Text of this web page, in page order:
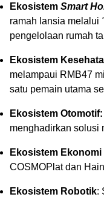
Ekosistem Smart
ramah lansia melalui
pengelolaan rumah
Ekosistem
melampaui RMB47
satu pemain utama
Ekosistem Otomotif:
menghadirkan solusi
Ekosistem Ekonomi
COSMOPlat dan
Ekosistem Robotik: